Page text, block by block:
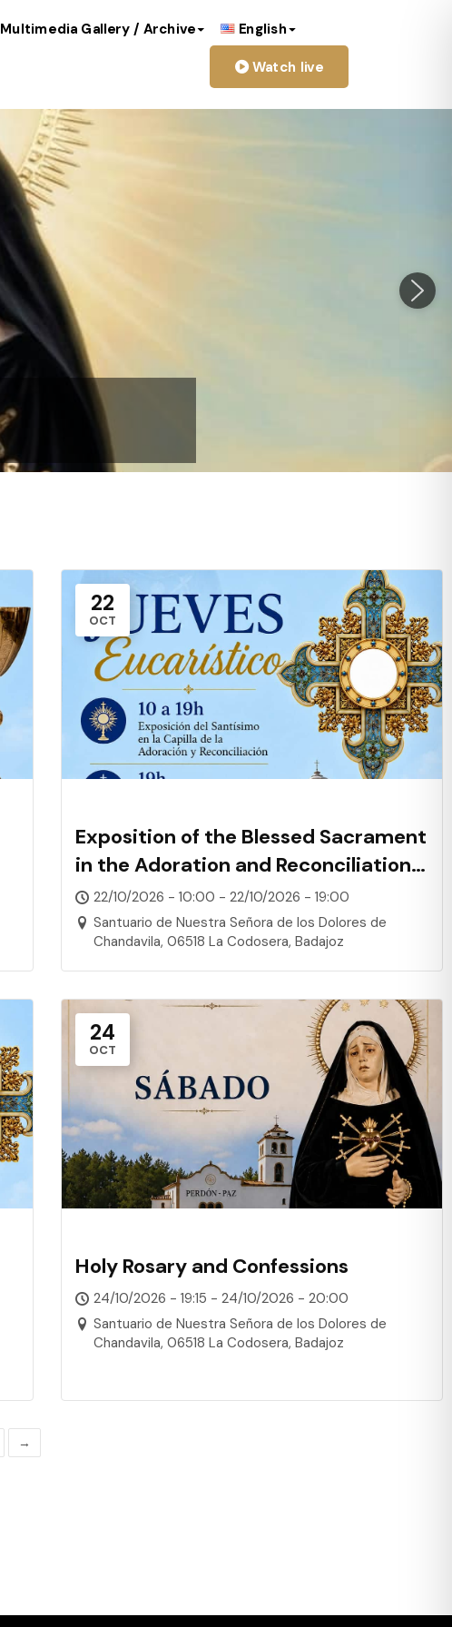
Multimedia Gallery / Archive English
Watch live
22
OCT
Exposition of the Blessed Sacrament
in the Adoration and Reconciliation
Chapel
22/10/2026 - 10:00 - 22/10/2026 - 19:00
Santuario de Nuestra Señora de los Dolores de
Chandavila, 06518 La Codosera, Badajoz
24
OCT
Holy Rosary and Confessions
24/10/2026 - 19:15 - 24/10/2026 - 20:00
Santuario de Nuestra Señora de los Dolores de
Chandavila, 06518 La Codosera, Badajoz
→